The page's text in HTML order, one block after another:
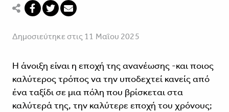
Δημοσιεύτηκε στις 11 Μαΐου 2025
Η άνοιξη είναι η εποχή της ανανέωσης -και ποιος
καλύτερος τρόπος να την υποδεχτεί κανείς από
ένα ταξίδι σε μια πόλη που βρίσκεται στα
καλύτερά της, την καλύτερε εποχή του χρόνους;